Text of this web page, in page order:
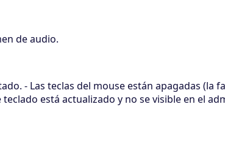
de audio.
- Las teclas del mouse están apagadas (la
está actualizado y no se visible en el